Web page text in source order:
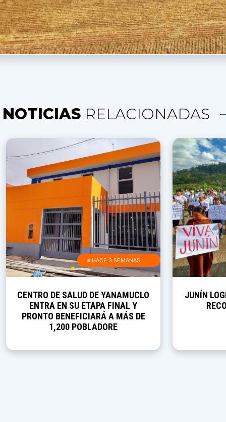
NOTICIAS RELACIONADAS
≡ HACE 3 SEMANAS
CENTRO DE SALUD DE YANAMUCLO
ENTRA EN SU ETAPA FINAL Y
PRONTO BENEFICIARÁ A MÁS DE
1,200 POBLADORE
JUNÍN